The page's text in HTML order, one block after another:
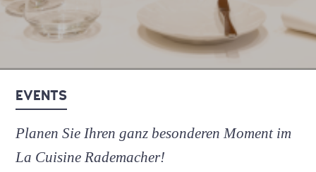
EVENTS
Planen Sie Ihren ganz besonderen Moment im
La Cuisine Rademacher!